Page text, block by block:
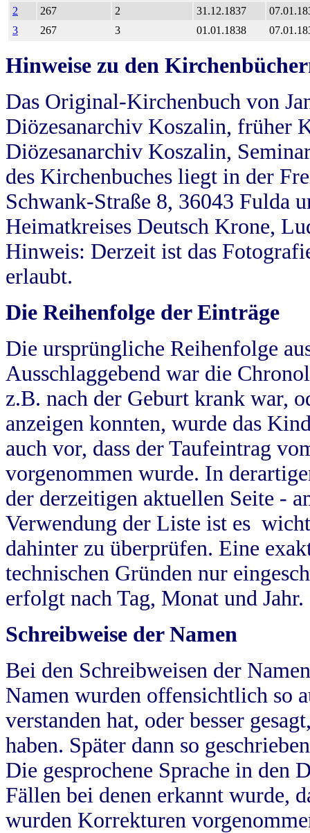
2
267 2 31.12.1837
3
267 3 01.01.1838
Hinweise zu den
Das Original-Kirchenbuch von
Diözesanarchiv Koszalin, früher
Diözesanarchiv Koszalin,
des Kirchenbuches liegt in der
Schwank-Straße 8, 36043 Fulda
Heimatkreises Deutsch Krone,
Hinweis: Derzeit ist das
erlaubt.
Die Reihenfolge der Einträge
Die ursprüngliche Reihenfolge
Ausschlaggebend war die
z.B. nach der Geburt krank war,
anzeigen konnten, wurde das
auch vor, dass der Taufeintrag
vorgenommen wurde. In
der derzeitigen aktuellen Seite -
Verwendung der Liste ist es
dahinter zu überprüfen. Eine
technischen Gründen nur
erfolgt nach Tag, Monat und Jahr.
Schreibweise der Namen
Bei den Schreibweisen der
Namen wurden offensichtlich so
verstanden hat, oder besser
haben. Später dann so
Die gesprochene Sprache in
Fällen bei denen erkannt wurde,
wurden Korrekturen